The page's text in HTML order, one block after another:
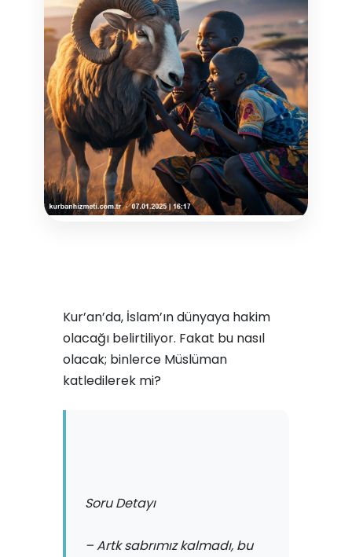
Kur’an’da, İslam’ın dünyaya hakim
olacağı belirtiliyor. Fakat bu nasıl
olacak; binlerce Müslüman
katledilerek mi?
Soru Detayı
– Artk sabrımız kalmadı, bu